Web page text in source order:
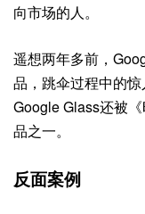
向市场的人。
遥想两年多前，
品，跳伞过程中的
Google Glass还被
品之一。
反面案例